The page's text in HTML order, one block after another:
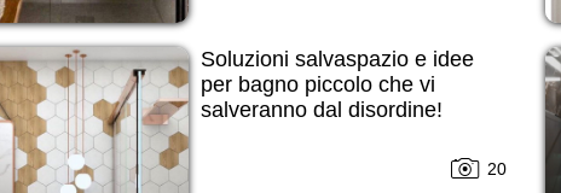
Soluzioni salvaspazio e idee
per bagno piccolo che vi
salveranno dal disordine!
20